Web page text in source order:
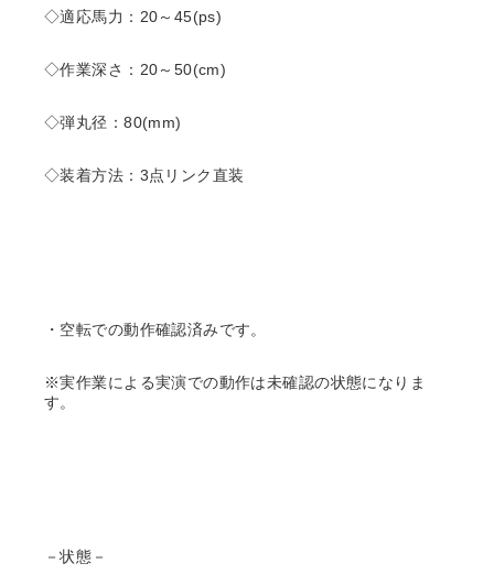
◇適応馬力：20～45(ps)
◇作業深さ：20～50(cm)
◇弾丸径：80(mm)
◇装着方法：3点リンク直装
・空転での動作確認済みです。
※実作業による実演での動作は未確認の状態になりま
す。
－状態－